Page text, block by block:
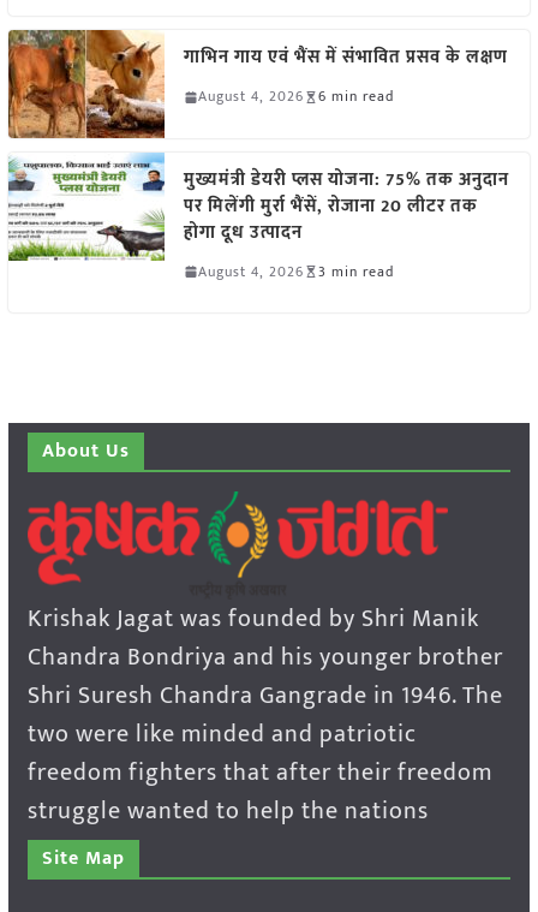
गाभिन गाय एवं भैंस में संभावित प्रसव के लक्षण
August 4, 2026 6 min read
मुख्यमंत्री डेयरी प्लस योजना: 75% तक अनुदान
पर मिलेंगी मुर्रा भैंसें, रोजाना 20 लीटर तक
होगा दूध उत्पादन
August 4, 2026 3 min read
About Us
Krishak Jagat was founded by Shri Manik
Chandra Bondriya and his younger brother
Shri Suresh Chandra Gangrade in 1946. The
two were like minded and patriotic
freedom fighters that after their freedom
struggle wanted to help the nations
Site Map